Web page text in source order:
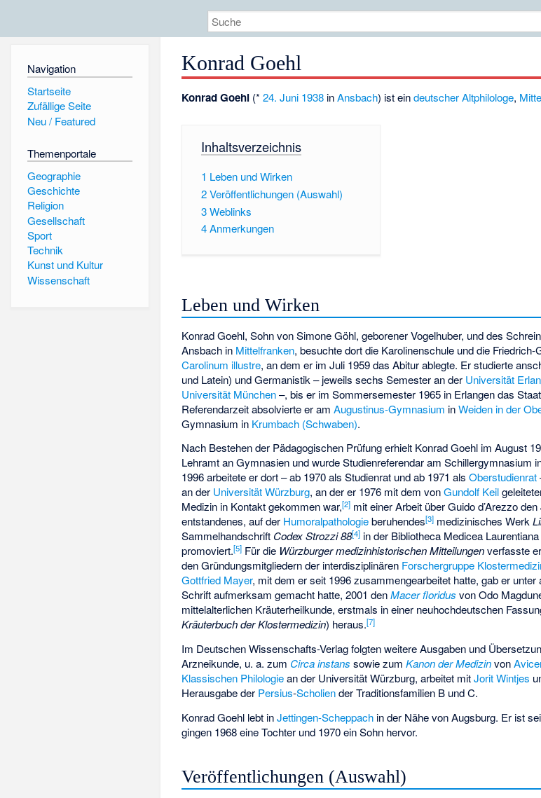
Navigation
Startseite
Zufällige Seite
Neu / Featured
Themenportale
Geographie
Geschichte
Religion
Gesellschaft
Sport
Technik
Kunst und Kultur
Wissenschaft
Konrad Goehl
Konrad Goehl (*24. Juni 1938 inAnsbach) ist eindeutscher Altphilologe,
Inhaltsverzeichnis
1 Leben und Wirken
2Veröffentlichungen (Auswahl)
3Weblinks
4Anmerkungen
Leben und Wirken
Konrad Goehl, Sohn von Simone Göhl, geborener Vogelhuber, und des
Ansbach in Mittelfranken, besuchte dort die Karolinenschule und die
Carolinum illustre, an dem er im Juli 1959 das Abitur ablegte. Er studierte
und Latein) und Germanistik – jeweils sechs Semester an der Universität
Universität München–, bis er im Sommersemester 1965 in Erlangen das
Referendarzeit absolvierte er amAugustinus-Gymnasium inWeiden in der
Gymnasium in Krumbach (Schwaben).
Nach Bestehen der Pädagogischen Prüfung erhielt Konrad Goehl im August
Lehramt an Gymnasien und wurde Studienreferendar am Schillergymnasium
1996 arbeitete er dort – ab 1970 als Studienrat und ab 1971 alsOberstudienrat
an der Universität Würzburg, an der er 1976 mit dem vonGundolf Keil
Medizin in Kontakt gekommen war,[2] mit einer Arbeit über Guido d’Arezzo
entstandenes, auf der Humoralpathologieberuhendes[3] medizinisches Werk
Sammelhandschrift Codex Strozzi 88[4] in der Bibliotheca Medicea
promoviert.[5] Für die Würzburger medizinhistorischen Mitteilungenverfasste
den Gründungsmitgliedern der interdisziplinären Forschergruppe
Gottfried Mayer, mit dem er seit 1996 zusammengearbeitet hatte, gab er
Schrift aufmerksam gemacht hatte, 2001 denMacer floridus von Odo
mittelalterlichen Kräuterheilkunde, erstmals in einer neuhochdeutschen
Kräuterbuch der Klostermedizin) heraus.[7]
Im Deutschen Wissenschafts-Verlagfolgten weitere Ausgaben und
Arzneikunde, u. a. zum Circa instans sowie zumKanon der Medizinvon
Klassischen Philologiean der Universität Würzburg, arbeitet mitJorit Wintjes
Herausgabe der Persius-Scholiender Traditionsfamilien B und C.
Konrad Goehl lebt inJettingen-Scheppach in der Nähe von Augsburg. Er ist
gingen 1968 eine Tochter und 1970 ein Sohn hervor.
Veröffentlichungen (Auswahl)